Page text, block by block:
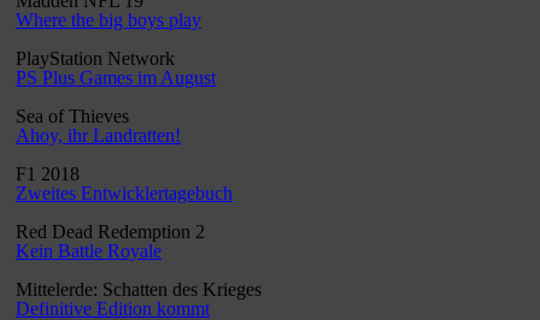
Where the big boys play
PlayStation Network
PS Plus Games im August
Sea of Thieves
Ahoy, ihr Landratten!
F1 2018
Zweites Entwicklertagebuch
Red Dead Redemption 2
Kein Battle Royale
Mittelerde: Schatten des Krieges
Definitive Edition kommt